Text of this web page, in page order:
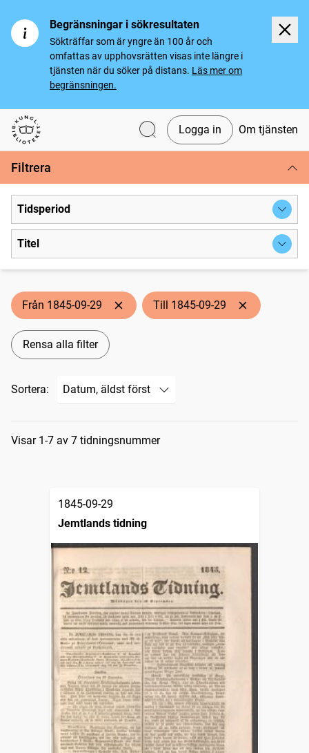
Begränsningar i sökresultaten
Sökträffar som är yngre än 100 år och
omfattas av upphovsrätten visas inte längre i
tjänsten när du söker på distans. Läs mer om
begränsningen.
Svenska tidningar
Logga in Om tjänsten
Filtrera
Tidsperiod
Titel
Från 1845-09-29 Till 1845-09-29
Rensa alla filter
Sortera:
Sökresultat
Visar 1-7 av 7 tidningsnummer
1845-09-29
Jemtlands tidning